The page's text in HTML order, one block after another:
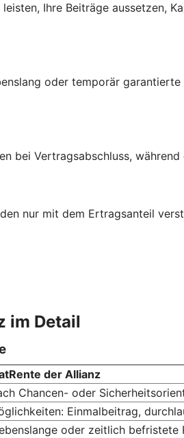
Ihre Beiträge aussetzen,
oder temporär
bei Vertrags­abschluss,
nur mit dem Ertrags­anteil
im Detail
der Allianz
Chancen- oder
Einmalbeitrag,
oder zeitlich befristete